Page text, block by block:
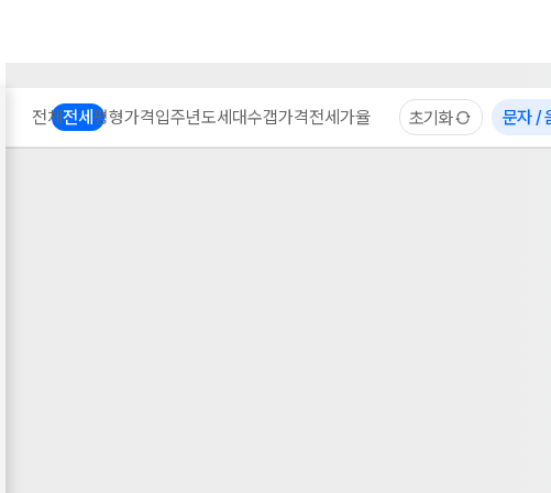
전체전세 평형가격입주년도세대수갭가격전세가율 초기화 문자 /